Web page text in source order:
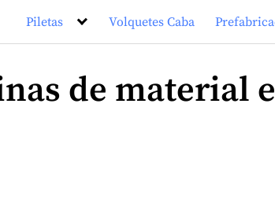
Piletas Volquetes Caba
de material